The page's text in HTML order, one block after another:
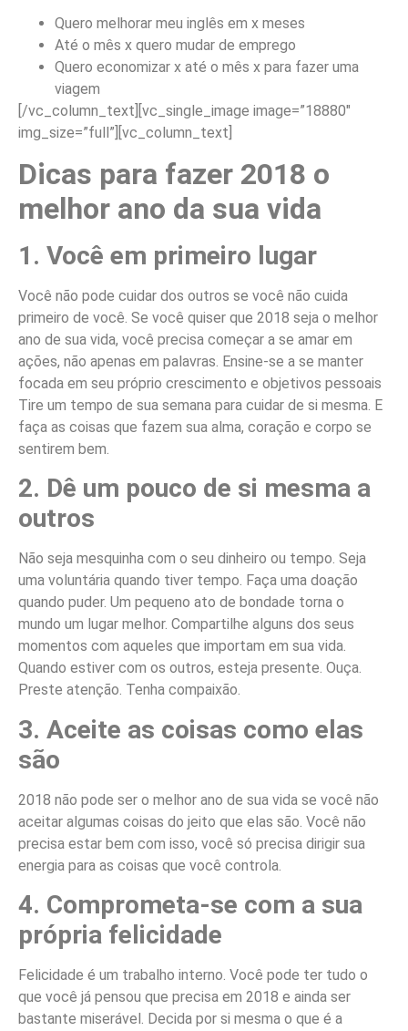
Quero melhorar meu inglês em x meses
Até o mês x quero mudar de emprego
Quero economizar x até o mês x para fazer uma
viagem
[/vc_column_text][vc_single_image image=”18880″
img_size=”full”][vc_column_text]
Dicas para fazer 2018 o
melhor ano da sua vida
1. Você em primeiro lugar
Você não pode cuidar dos outros se você não cuida
primeiro de você. Se você quiser que 2018 seja o melhor
ano de sua vida, você precisa começar a se amar em
ações, não apenas em palavras. Ensine-se a se manter
focada em seu próprio crescimento e objetivos pessoais
Tire um tempo de sua semana para cuidar de si mesma. E
faça as coisas que fazem sua alma, coração e corpo se
sentirem bem.
2. Dê um pouco de si mesma a
outros
Não seja mesquinha com o seu dinheiro ou tempo. Seja
uma voluntária quando tiver tempo. Faça uma doação
quando puder. Um pequeno ato de bondade torna o
mundo um lugar melhor. Compartilhe alguns dos seus
momentos com aqueles que importam em sua vida.
Quando estiver com os outros, esteja presente. Ouça.
Preste atenção. Tenha compaixão.
3. Aceite as coisas como elas
são
2018 não pode ser o melhor ano de sua vida se você não
aceitar algumas coisas do jeito que elas são. Você não
precisa estar bem com isso, você só precisa dirigir sua
energia para as coisas que você controla.
4. Comprometa-se com a sua
própria felicidade
Felicidade é um trabalho interno. Você pode ter tudo o
que você já pensou que precisa em 2018 e ainda ser
bastante miserável. Decida por si mesma o que é a